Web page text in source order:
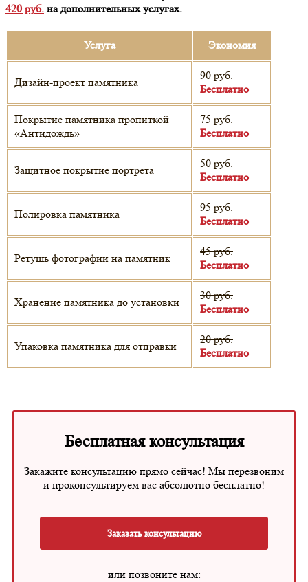
420 руб. на дополнительных услугах.
Услуга Экономия
Дизайн-проект памятника
90 руб.
Бесплатно
Покрытие памятника пропиткой
«Антидождь»
75 руб.
Бесплатно
Защитное покрытие портрета
50 руб.
Бесплатно
Полировка памятника
95 руб.
Бесплатно
Ретушь фотографии на памятник
45 руб.
Бесплатно
Хранение памятника до установки
30 руб.
Бесплатно
Упаковка памятника для отправки
20 руб.
Бесплатно
Бесплатная консультация
Закажите консультацию прямо сейчас! Мы перезвоним
и проконсультируем вас абсолютно бесплатно!
Заказать консультацию
или позвоните нам: